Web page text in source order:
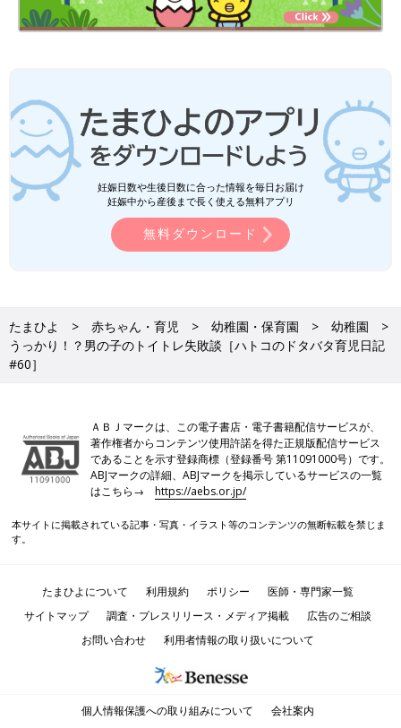
妊娠日数や生後日数に合った情報を毎日お届け
妊娠中から産後まで長く使える無料アプリ
無料ダウンロード
たまひよ 赤ちゃん・育児 幼稚園・保育園
幼稚園
うっかり！？男の子のトイトレ失敗談［ハトコのドタバタ育児日記
#60］
ＡＢＪマークは、この電子書店・電子書籍配信サービスが、
著作権者からコンテンツ使用許諾を得た正規版配信サービス
であることを示す登録商標（登録番号 第11091000号）です。
ABJマークの詳細、ABJマークを掲示しているサービスの一覧
はこちら→https://aebs.or.jp/
本サイトに掲載されている記事・写真・イラスト等のコンテンツの無断転載を禁じま
す。
たまひよについて 利用規約 ポリシー
医師・専門家一覧
サイトマップ
調査・プレスリリース・メディア掲載
広告のご相談
お問い合わせ
利用者情報の取り扱いについて
個人情報保護への取り組みについて 会社案内